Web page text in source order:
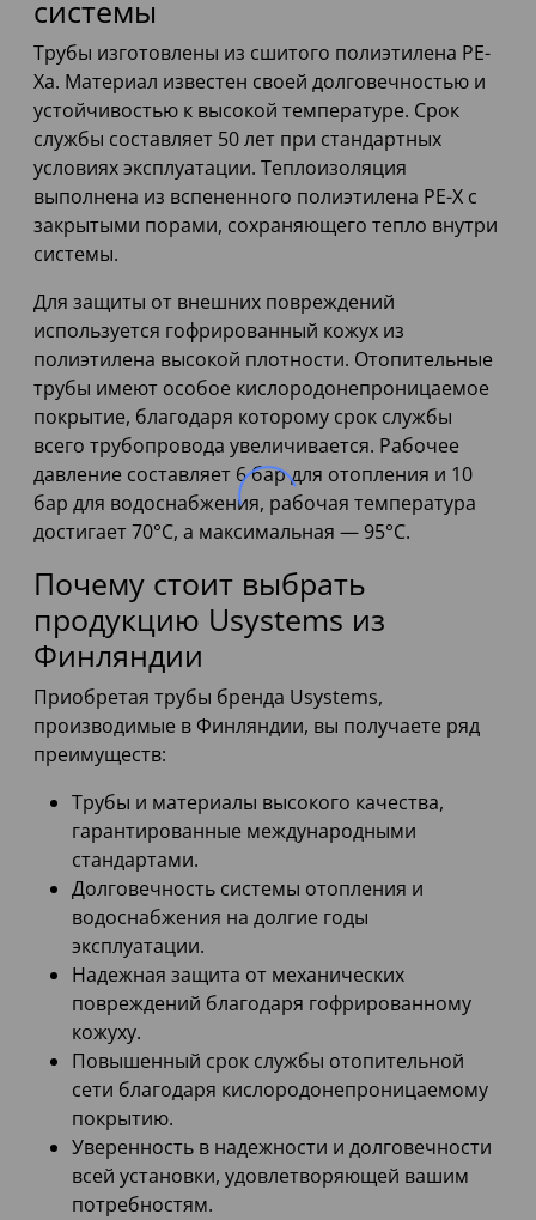
системы
Трубы изготовлены из сшитого полиэтилена PE-
Xa. Материал известен своей долговечностью и
устойчивостью к высокой температуре. Срок
службы составляет 50 лет при стандартных
условиях эксплуатации. Теплоизоляция
выполнена из вспененного полиэтилена PE-X с
закрытыми порами, сохраняющего тепло внутри
системы.
Для защиты от внешних повреждений
используется гофрированный кожух из
полиэтилена высокой плотности. Отопительные
трубы имеют особое кислородонепроницаемое
покрытие, благодаря которому срок службы
всего трубопровода увеличивается. Рабочее
давление составляет 6 бар для отопления и 10
бар для водоснабжения, рабочая температура
достигает 70°С, а максимальная — 95°С.
Почему стоит выбрать
продукцию Usystems из
Финляндии
Приобретая трубы бренда Usystems,
производимые в Финляндии, вы получаете ряд
преимуществ:
Трубы и материалы высокого качества,
гарантированные международными
стандартами.
Долговечность системы отопления и
водоснабжения на долгие годы
эксплуатации.
Надежная защита от механических
повреждений благодаря гофрированному
кожуху.
Повышенный срок службы отопительной
сети благодаря кислородонепроницаемому
покрытию.
Уверенность в надежности и долговечности
всей установки, удовлетворяющей вашим
потребностям.